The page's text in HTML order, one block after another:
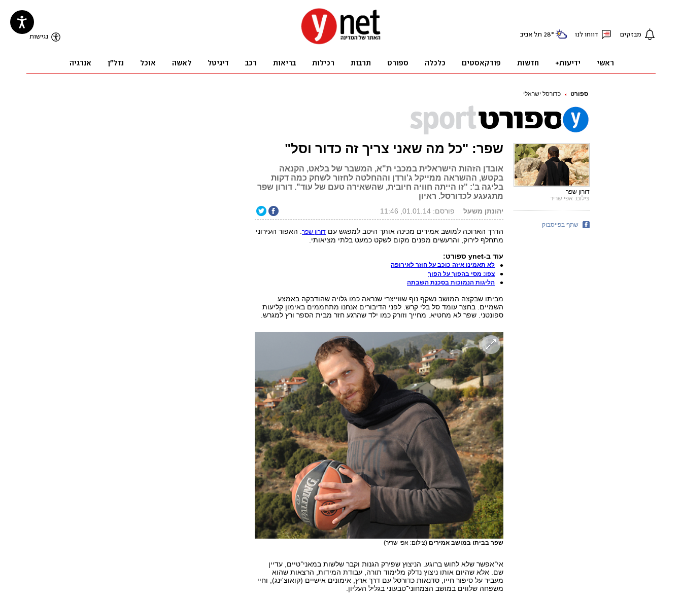
ספורט כדורסל ישראלי
שפר: "כל מה שאני צריך זה כדור וסל"
אובדן הזהות הישראלית במכבי ת"א, המשבר של בלאט, הקנאה
בקטש, ההשראה ממייקל ג'ורדן וההחלטה לחזור לשחק כמה דקות
בליגה ב': "זו הייתה חוויה חיובית, שהשאירה טעם של עוד". דורון שפר
מתגעגע לכדורסל. ראיון
יהונתן משעל פורסם: 01.01.14, 11:46
הדרך הארוכה למושב אמירים מכינה אותך היטב למפגש עם דורון שפר. האפור העירוני
מתחלף לירוק, והרעשים מפנים מקום לשקט כמעט בלתי מציאותי.
עוד ב-ynet ספורט:
לא תאמינו איזה כוכב על חוזר לאירופה
צפו: מסי בהפוך על הפוך
הליגות הנמוכות בסכנת השבתה
מביתו שבקצה המושב נשקף נוף שווייצרי שנראה כמו גלויה שהודבקה באמצע
השמיים. בחצר עומד סל בלי קרש. לפני הדיבורים אנחנו מתחממים באימון קליעות
ספונטני. שפר לא מחטיא. מחייך וזורק כמו ילד שהרגע חזר מבית הספר ורץ למגרש.
שפר בביתו במושב אמירים (צילום: אפי שריר)
אי־אפשר שלא לחוש ברוגע. הניצוץ שפירק הגנות וקבר שלשות במאני־טיים, עדיין
שם. אלא שהיום אותו ניצוץ נדלק מלימוד תורה, עבודת המידות, הרצאות שהוא
מעביר על סיפור חייו, סדנאות כדורסל עם דרך ארץ, אימונים אישיים (קואוצ'ינג), וחיי
משפחה שלווים במושב הצמחוני־טבעוני בגליל העליון.
דורון שפר
צילום: אפי שריר
שתף בפייסבוק